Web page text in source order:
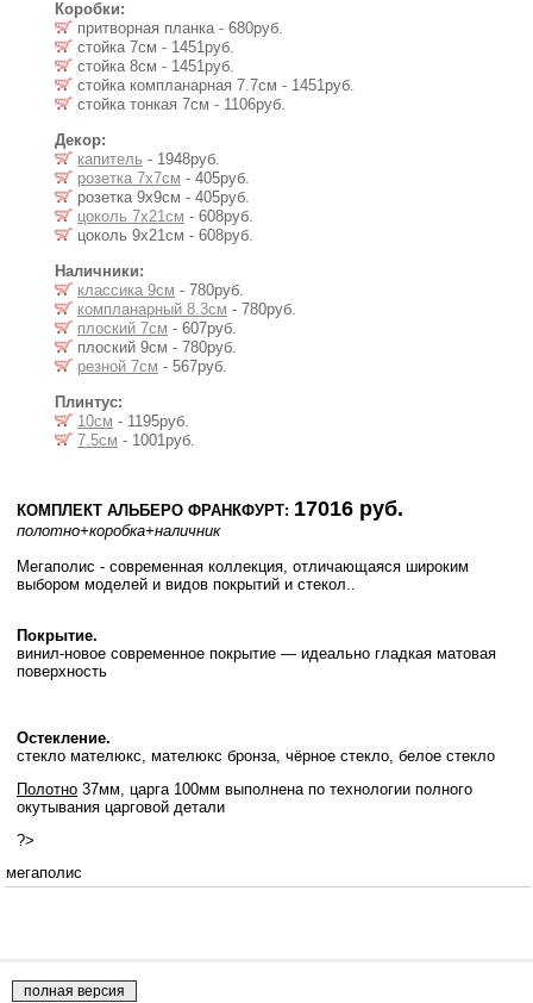
Коробки:
притворная планка - 680руб.
стойка 7см - 1451руб.
стойка 8см - 1451руб.
стойка компланарная 7.7см - 1451руб.
стойка тонкая 7см - 1106руб.
Декор:
капитель - 1948руб.
розетка 7x7см - 405руб.
розетка 9x9см - 405руб.
цоколь 7x21см - 608руб.
цоколь 9x21см - 608руб.
Наличники:
классика 9см - 780руб.
компланарный 8.3см - 780руб.
плоский 7см - 607руб.
плоский 9см - 780руб.
резной 7см - 567руб.
Плинтус:
10см - 1195руб.
7.5см - 1001руб.
КОМПЛЕКТ АЛЬБЕРО ФРАНКФУРТ: 17016 руб.
полотно+коробка+наличник
Мегаполис - современная коллекция, отличающаяся широким
выбором моделей и видов покрытий и стекол..
Покрытие.
винил-новое современное покрытие — идеально гладкая матовая
поверхность
Остекление.
стекло мателюкс, мателюкс бронза, чёрное стекло, белое стекло
Полотно 37мм, царга 100мм выполнена по технологии полного
окутывания царговой детали
?>
мегаполис